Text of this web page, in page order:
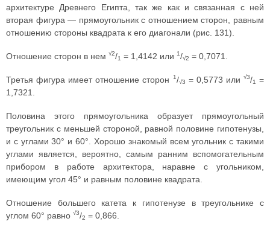
архитектуре Древнего Египта, так же как и связанная с ней
вторая фигура — прямоугольник с отношением сторон, равным
отношению стороны квадрата к его диагонали (рис. 131).
Отношение сторон в нем √2/1 = 1,4142 или 1/√2 = 0,7071.
Третья фигура имеет отношение сторон 1/√3 = 0,5773 или √3/1 =
1,7321.
Половина этого прямоугольника образует прямоугольный
треугольник с меньшей стороной, равной половине гипотенузы,
и с углами 30° и 60°. Хорошо знакомый всем угольник с такими
углами является, вероятно, самым ранним вспомогательным
прибором в работе архитектора, наравне с угольником,
имеющим угол 45° и равным половине квадрата.
Отношение большего катета к гипотенузе в треугольнике с
углом 60° равно √3/2 = 0,866.